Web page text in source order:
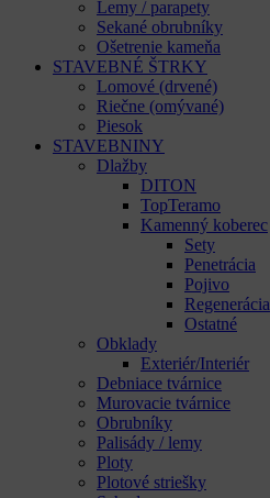
Lemy / parapety
Sekané obrubníky
Ošetrenie kameňa
STAVEBNÉ ŠTRKY
Lomové (drvené)
Riečne (omývané)
Piesok
STAVEBNINY
Dlažby
DITON
TopTeramo
Kamenný koberec
Sety
Penetrácia
Pojivo
Regenerácia
Ostatné
Obklady
Exteriér/Interiér
Debniace tvárnice
Murovacie tvárnice
Obrubníky
Palisády / lemy
Ploty
Plotové striešky